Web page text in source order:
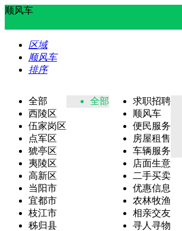
顺风车
区域
顺风车
排序
全部
西陵区
伍家岗区
点军区
猇亭区
夷陵区
高新区
当阳市
宜都市
枝江市
秭归县
全部
求职招聘
顺风车
便民服务
房屋租售
车辆服务
店面生意
二手买卖
优惠信息
农林牧渔
相亲交友
寻人寻物